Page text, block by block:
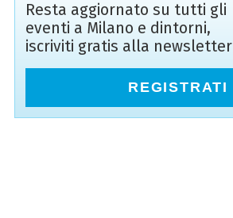
Resta aggiornato su tutti gli
eventi a Milano e dintorni,
iscriviti gratis alla newsletter
REGISTRATI